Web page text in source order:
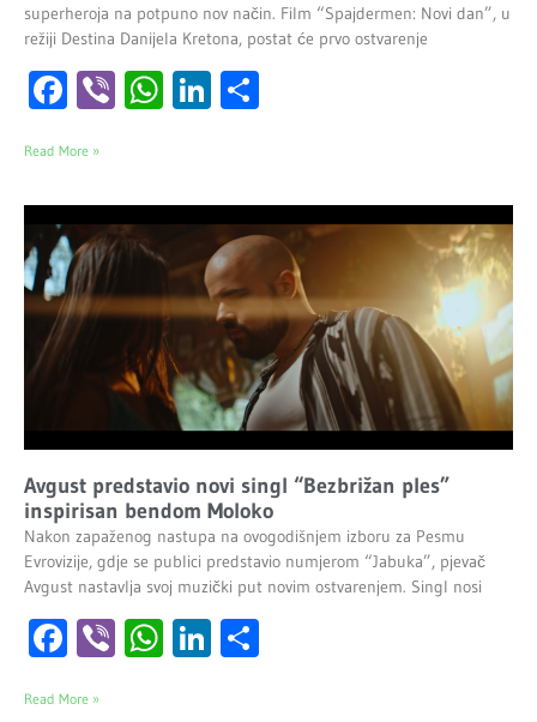
superheroja na potpuno nov način. Film “Spajdermen: Novi dan”, u
režiji Destina Danijela Kretona, postat će prvo ostvarenje
Facebook
ViberWhatsApp
LinkedIn
Read More »
Avgust predstavio novi singl “Bezbrižan ples”
inspirisan bendom Moloko
Nakon zapaženog nastupa na ovogodišnjem izboru za Pesmu
Evrovizije, gdje se publici predstavio numjerom “Jabuka”, pjevač
Avgust nastavlja svoj muzički put novim ostvarenjem. Singl nosi
Facebook
ViberWhatsApp
LinkedIn
Read More »